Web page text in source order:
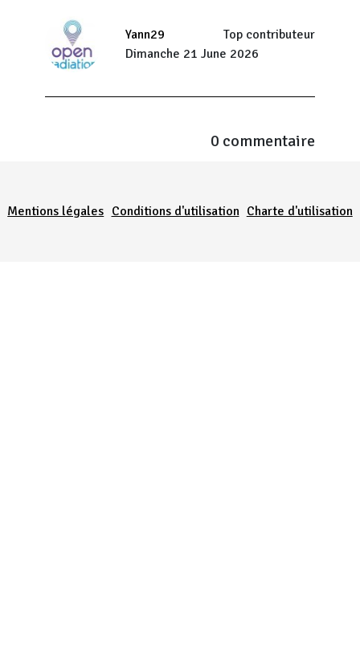
Yann29
Top contributeur
Dimanche 21 June 2026
0 commentaire
Mentions légales Conditions d'utilisation Charte d'utilisation